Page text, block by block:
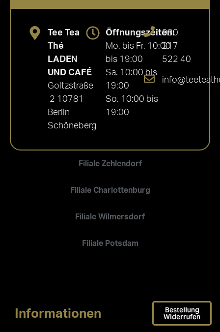
Filiale Zehlendorf
Filiale Charlottenburg
Filiale Wilmersdorf
Filiale Potsdam
Tee Tea
Thé
LADEN
UND CAFÉ
Goltzstraße
2 10781
Berlin
Schöneberg
Öffnungszeiten:
Mo. bis Fr. 10:00
bis 19:00
Sa. 10:00 bis
19:00
So. 10:00 bis
19:00
030
217
522 40
Informationen Bestellung
Widerrufen